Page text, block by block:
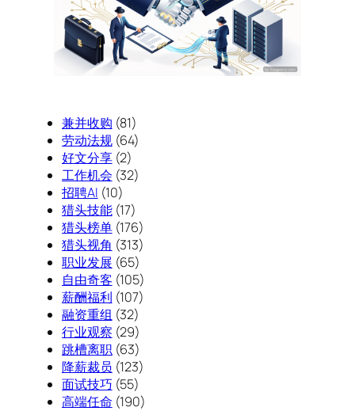
兼并收购 (81)
劳动法规(64)
好文分享(2)
工作机会 (32)
招聘AI (10)
猎头技能(17)
猎头榜单(176)
猎头视角 (313)
职业发展 (65)
自由奇客 (105)
薪酬福利 (107)
融资重组 (32)
行业观察 (29)
跳槽离职(63)
降薪裁员 (123)
面试技巧 (55)
高端任命 (190)